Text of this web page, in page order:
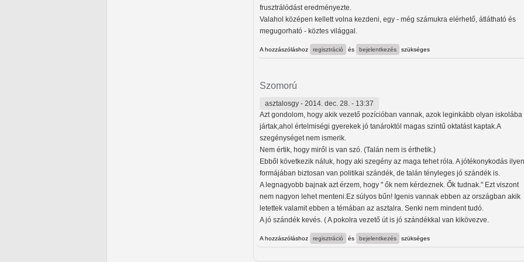
frusztrálódást eredményezte.
Valahol középen kellett volna kezdeni, egy - még számukra elérhető, átlátható és
megugorható - köztes világgal.
A hozzászóláshoz regisztráció és bejelentkezés szükséges
Szomorú
asztalosgy - 2014. dec. 28. - 13:37
Azt gondolom, hogy akik vezető pozícióban vannak, azok leginkább olyan iskolába
jártak,ahol értelmiségi gyerekek jó tanároktól magas szintű oktatást kaptak.A
szegénységet nem ismerik.
Nem értik, hogy miről is van szó. (Talán nem is érthetik.)
Ebből következik náluk, hogy aki szegény az maga tehet róla. A jótékonykodás ilyen
formájában biztosan van politikai szándék, de talán tényleges jó szándék is.
A legnagyobb bajnak azt érzem, hogy " ők nem kérdeznek. Ők tudnak." Ezt viszont
nem nagyon lehet menteni.Ez súlyos bűn! Igenis vannak ebben az országban akik
letettek valamit ebben a témában az asztalra. Senki nem mindent tudó.
A jó szándék kevés. ( A pokolra vezető út is jó szándékkal van kikövezve.
A hozzászóláshoz regisztráció és bejelentkezés szükséges